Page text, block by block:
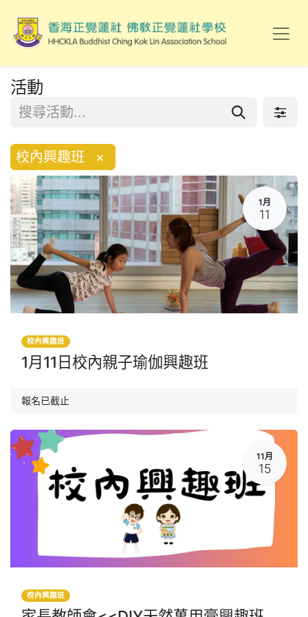
活動
校內興趣班 ×
1月
11
校內興趣班
1月11日校內親子瑜伽興趣班
報名已截止
11月
15
校內興趣班